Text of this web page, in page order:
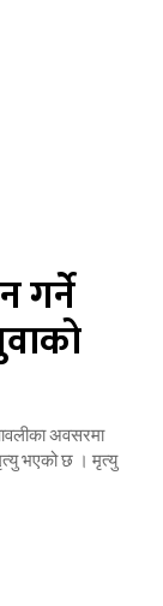
गर्ने
अवसरमा
भएको छ । मृत्यु